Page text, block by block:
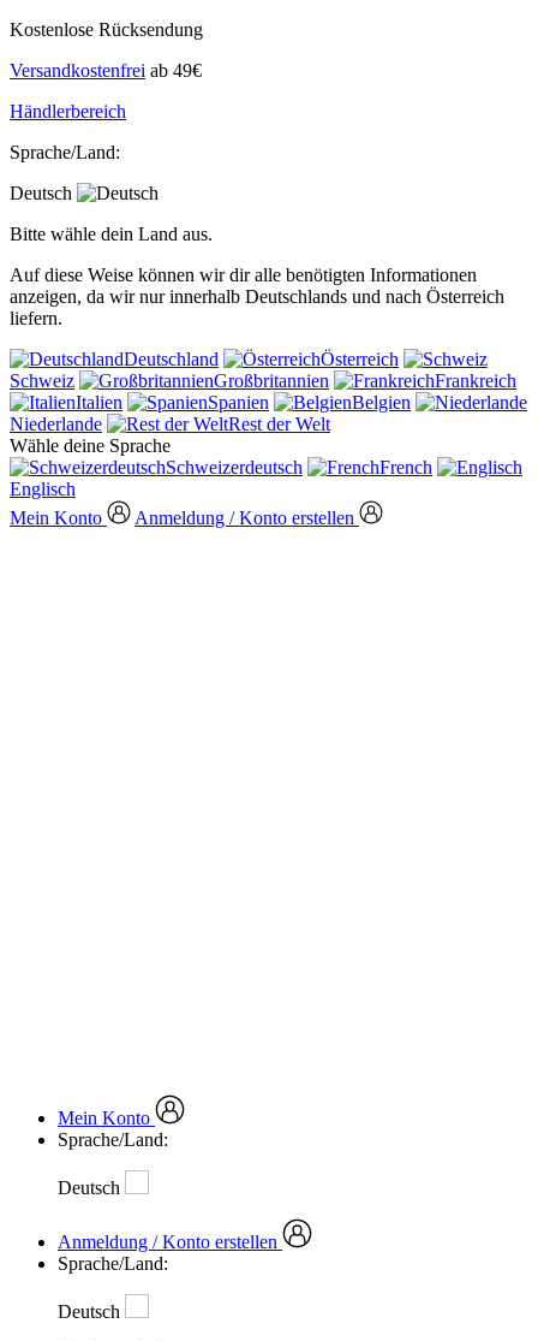
Kostenlose Rücksendung
Versandkostenfrei ab 49€
Händlerbereich
Sprache/Land:
Deutsch
Bitte wähle dein Land aus.
Auf diese Weise können wir dir alle benötigten Informationen
anzeigen, da wir nur innerhalb Deutschlands und nach Österreich
liefern.
Deutschland
Österreich
Schweiz
Großbritannien
Frankreich
Italien
Spanien
Belgien
Niederlande
Rest der Welt
Wähle deine Sprache
Schweizerdeutsch
French
Englisch
Mein Konto
Anmeldung / Konto erstellen
Mein Konto
Sprache/Land:
Deutsch
Anmeldung / Konto erstellen
Sprache/Land:
Deutsch